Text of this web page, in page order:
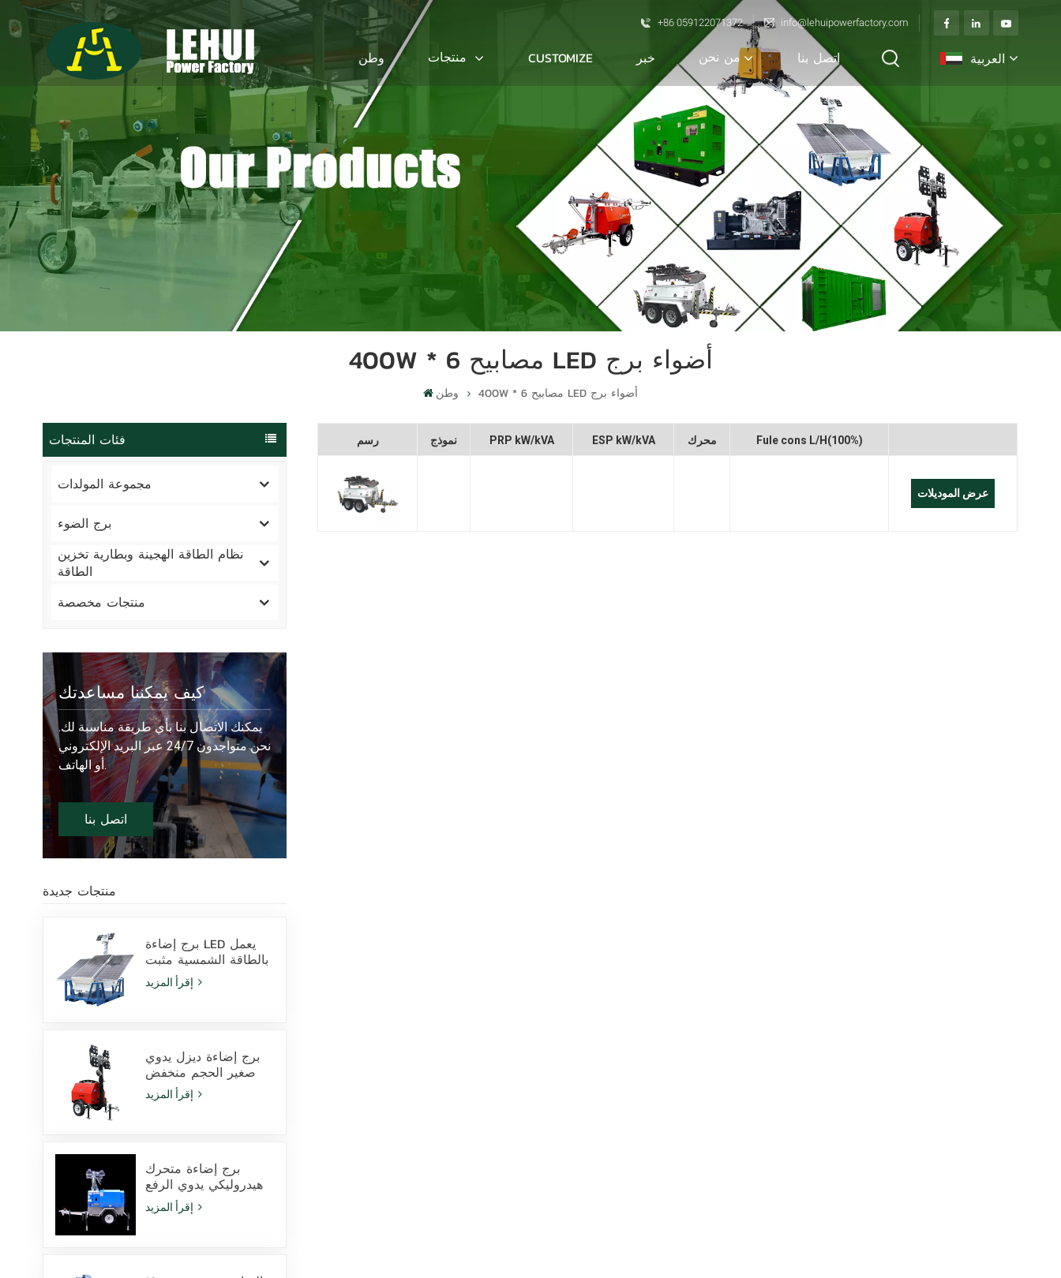
+86 059122071372 info@lehuipowerfactory.com
وطن CUSTOMIZE خبر من نحن اتصل بنا العربية
English
français
Deutsch
italiano
русский
español
400W * 6 مصابيح LED أضواء برج
وطن 400W * 6 مصابيح LED أضواء برج
فئات المنتجات
مجموعة المولدات
برج الضوء
نظام الطاقة الهجينة وبطارية تخزين
الطاقة
منتجات مخصصة
كيف يمكننا مساعدتك
يمكنك الاتصال بنا بأي طريقة مناسبة لك.
نحن متواجدون 24/7 عبر البريد الإلكتروني
أو الهاتف.
اتصل بنا
منتجات جديدة
برج إضاءة LED يعمل
بالطاقة الشمسية مثبت
على قاعدة انزلاقية،
مزود بمصابيح LED
برج إضاءة ديزل يدوي
صغير الحجم منخفض
مصابيح هاليد معدنية
برج إضاءة متحرك
هيدروليكي يدوي الرفع
بارتفاع 9 أمتار مزود
بمصابيح LED ومصابيح
رسم نموذج PRP kW/kVA ESP kW/kVA محرك Fule cons L/H(100%)
عرض الموديلات